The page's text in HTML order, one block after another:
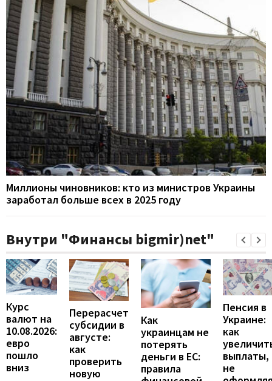
Миллионы чиновников: кто из министров Украины
заработал больше всех в 2025 году
Внутри "Финансы bigmir)net"
Курс
валют на
10.08.2026:
евро
пошло
вниз
Перерасчет
субсидии в
августе:
как
проверить
новую
Как
украинцам не
потерять
деньги в ЕС:
правила
Пенсия в
Украине:
как
выплаты,
не